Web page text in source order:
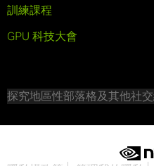
訓練課程
GPU 科技大會
探究地區性部落格及其他社